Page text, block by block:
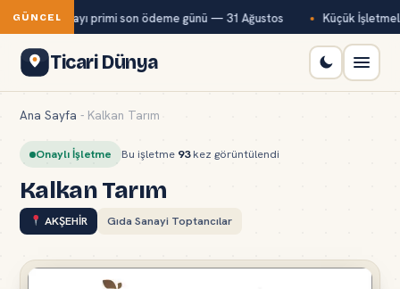
GÜNCEL
temmuz ayı primi son ödeme günü — 31 Ağustos Küçük
Ticari Dünya
Ana Sayfa - Kalkan Tarım
Onaylı İşletme Bu işletme 93kez görüntülendi
Kalkan Tarım
AKŞEHİR Gıda Sanayi Toptancılar